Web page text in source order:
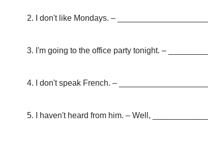
I don't like Mondays. –
I'm going to the office party tonight. –
I don't speak French. –
I haven't heard from him. – Well,